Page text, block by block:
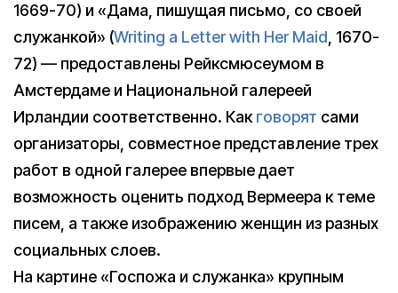
1669-70) и «Дама, пишущая письмо, со своей
служанкой» (Writing a Letter with Her Maid, 1670-
72) — предоставлены Рейксмюсеумом в
Амстердаме и Национальной галереей
Ирландии соответственно. Какговорят сами
организаторы, совместное представление трех
работ в одной галерее впервые дает
возможность оценить подход Вермеера к теме
писем, а также изображению женщин из разных
социальных слоев.
На картине «Госпожа и служанка» крупным